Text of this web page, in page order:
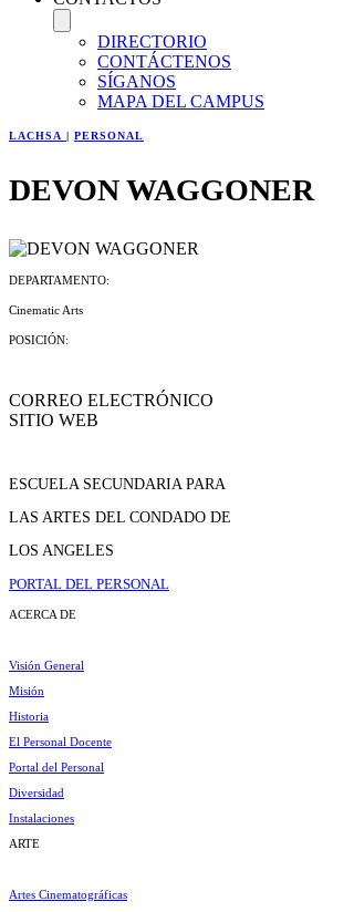
DIRECTORIO
CONTÁCTENOS
SÍGANOS
MAPA DEL CAMPUS
LACHSA | PERSONAL
DEVON WAGGONER
DEPARTAMENTO:
Cinematic Arts
POSICIÓN:
CORREO ELECTRÓNICO
SITIO WEB
ESCUELA SECUNDARIA PARA
LAS ARTES DEL CONDADO DE
LOS ANGELES
PORTAL DEL PERSONAL
ACERCA DE
Visión General
Misión
Historia
El Personal Docente
Portal del Personal
Diversidad
Instalaciones
ARTE
Artes Cinematográficas